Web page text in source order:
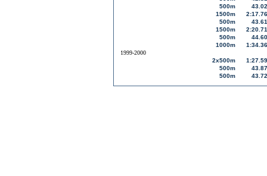
500m
43.02
1500m
2:17.76
500m
43.61
1500m
2:20.71
500m
44.60
1000m
1:34.36
1999-2000
2x500m
1:27.59
500m
43.87
500m
43.72